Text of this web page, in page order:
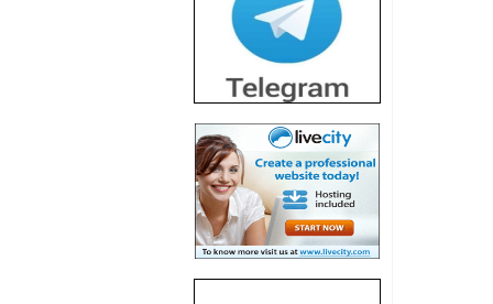
חשיפת מה שלא
רוצים שתדעו בעניין
פריסת אנלימיטד
(בניחוח בלתי נסבל) -
כאן
חשיפה: איוב קרא
אישר לקבוצת סלקום
בדיוק מה שביבי אישר
כאן
האם השר איוב קרא
היה צריך בכלל לחתום
על האישור, שנתן